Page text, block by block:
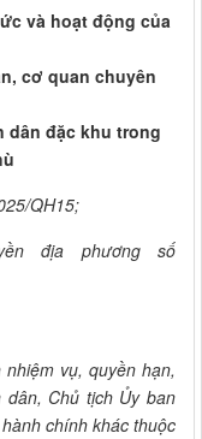
và hoạt động của
cơ quan chuyên
dân đặc khu trong
QH15;
địa phương số
vụ, quyền hạn,
Chủ tịch Ủy ban
chính khác thuộc